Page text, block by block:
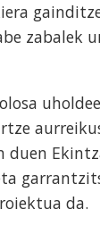
zabalek
duen
da.